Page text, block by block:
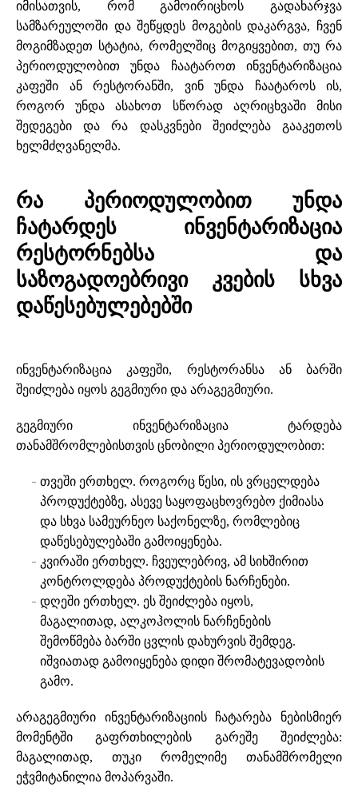
იმისათვის, რომ გამოირიცხოს გადახარჯვა
სამზარეულოში და შეწყდეს მოგების დაკარგვა, ჩვენ
მოგიმზადეთ სტატია, რომელშიც მოგიყვებით, თუ რა
პერიოდულობით უნდა ჩაატაროთ ინვენტარიზაცია
კაფეში ან რესტორანში, ვინ უნდა ჩაატაროს ის,
როგორ უნდა ასახოთ სწორად აღრიცხვაში მისი
შედეგები და რა დასკვნები შეიძლება გააკეთოს
ხელმძღვანელმა.
რა პერიოდულობით უნდა
ჩატარდეს ინვენტარიზაცია
რესტორნებსა და
საზოგადოებრივი კვების სხვა
დაწესებულებებში
ინვენტარიზაცია კაფეში, რესტორანსა ან ბარში
შეიძლება იყოს გეგმიური და არაგეგმიური.
გეგმიური ინვენტარიზაცია ტარდება
თანამშრომლებისთვის ცნობილი პერიოდულობით:
თვეში ერთხელ. როგორც წესი, ის ვრცელდება
პროდუქტებზე, ასევე საყოფაცხოვრებო ქიმიასა
და სხვა სამეურნეო საქონელზე, რომლებიც
დაწესებულებაში გამოიყენება.
კვირაში ერთხელ. ჩვეულებრივ, ამ სიხშირით
კონტროლდება პროდუქტების ნარჩენები.
დღეში ერთხელ. ეს შეიძლება იყოს,
მაგალითად, ალკოჰოლის ნარჩენების
შემოწმება ბარში ცვლის დახურვის შემდეგ.
იშვიათად გამოიყენება დიდი შრომატევადობის
გამო.
არაგეგმიური ინვენტარიზაციის ჩატარება ნებისმიერ
მომენტში გაფრთხილების გარეშე შეიძლება:
მაგალითად, თუკი რომელიმე თანამშრომელი
ეჭვმიტანილია მოპარვაში.